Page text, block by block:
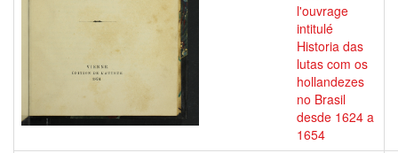
l'ouvrage
intitulé
Historia das
lutas com os
hollandezes
no Brasil
desde 1624 a
1654